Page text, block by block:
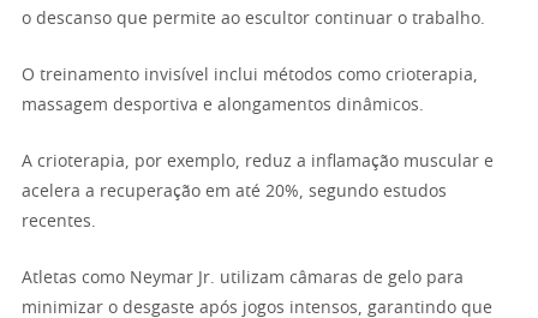
o descanso que permite ao escultor continuar o trabalho.
O treinamento invisível inclui métodos como crioterapia,
massagem desportiva e alongamentos dinâmicos.
A crioterapia, por exemplo, reduz a inflamação muscular e
acelera a recuperação em até 20%, segundo estudos
recentes.
Atletas como Neymar Jr. utilizam câmaras de gelo para
minimizar o desgaste após jogos intensos, garantindo que